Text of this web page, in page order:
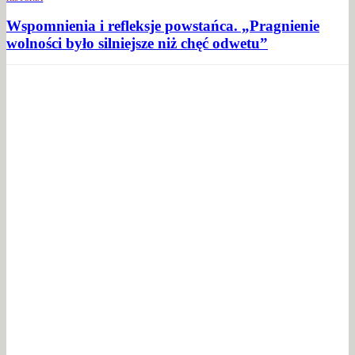
Wspomnienia i refleksje powstańca. „Pragnienie
wolności było silniejsze niż chęć odwetu”